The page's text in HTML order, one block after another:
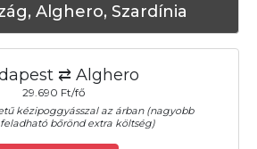
Alghero, Szardínia
⇄ Alghero
29.690 Ft/fő
kézipoggyásszal az árban (nagyobb
bőrönd extra költség)